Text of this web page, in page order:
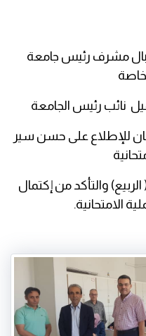
مشرف رئيس جامعة
نائب رئيس الجامعة
للإطلاع على حسن سير
والتأكد من إكتمال
الامتحانية.